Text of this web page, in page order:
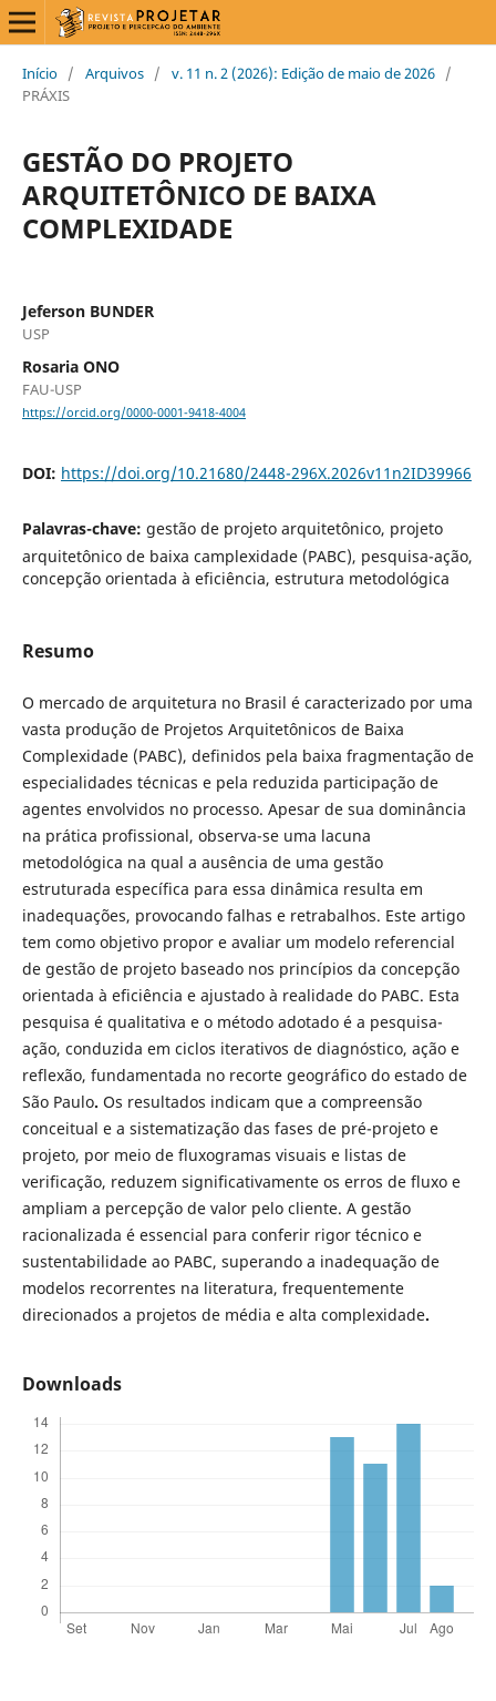
Início / Arquivos / v. 11 n. 2 (2026): Edição de maio de 2026 /
PRÁXIS
GESTÃO DO PROJETO
ARQUITETÔNICO DE BAIXA
COMPLEXIDADE
Jeferson BUNDER
USP
Rosaria ONO
FAU-USP
https://orcid.org/0000-0001-9418-4004
DOI: https://doi.org/10.21680/2448-296X.2026v11n2ID39966
Palavras-chave: gestão de projeto arquitetônico, projeto
arquitetônico de baixa camplexidade (PABC), pesquisa-ação,
concepção orientada à eficiência, estrutura metodológica
Resumo
O mercado de arquitetura no Brasil é caracterizado por uma
vasta produção de Projetos Arquitetônicos de Baixa
Complexidade (PABC), definidos pela baixa fragmentação de
especialidades técnicas e pela reduzida participação de
agentes envolvidos no processo. Apesar de sua dominância
na prática profissional, observa-se uma lacuna
metodológica na qual a ausência de uma gestão
estruturada específica para essa dinâmica resulta em
inadequações, provocando falhas e retrabalhos. Este artigo
tem como objetivo propor e avaliar um modelo referencial
de gestão de projeto baseado nos princípios da concepção
orientada à eficiência e ajustado à realidade do PABC. Esta
pesquisa é qualitativa e o método adotado é a pesquisa-
ação, conduzida em ciclos iterativos de diagnóstico, ação e
reflexão, fundamentada no recorte geográfico do estado de
São Paulo. Os resultados indicam que a compreensão
conceitual e a sistematização das fases de pré-projeto e
projeto, por meio de fluxogramas visuais e listas de
verificação, reduzem significativamente os erros de fluxo e
ampliam a percepção de valor pelo cliente. A gestão
racionalizada é essencial para conferir rigor técnico e
sustentabilidade ao PABC, superando a inadequação de
modelos recorrentes na literatura, frequentemente
direcionados a projetos de média e alta complexidade.
Downloads